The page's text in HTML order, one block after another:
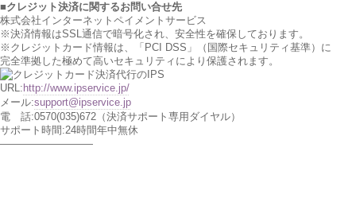
■クレジット決済に関するお問い合せ先
株式会社インターネットペイメントサービス
※決済情報はSSL通信で暗号化され、安全性を確保しております。
※クレジットカード情報は、「PCI DSS」（国際セキュリティ基準）に
完全準拠した極めて高いセキュリティにより保護されます。
URL: http://www.ipservice.jp/
メール:support@ipservice.jp
電 話:0570(035)672（決済サポート専用ダイヤル）
サポート時間:24時間年中無休
—————————